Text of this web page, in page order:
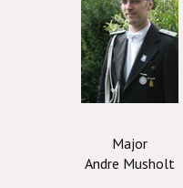
Major
Andre Musholt